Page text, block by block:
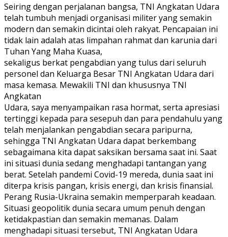
Seiring dengan perjalanan bangsa, TNI Angkatan Udara
telah tumbuh menjadi organisasi militer yang semakin
modern dan semakin dicintai oleh rakyat. Pencapaian ini
tidak lain adalah atas limpahan rahmat dan karunia dari
Tuhan Yang Maha Kuasa,
sekaligus berkat pengabdian yang tulus dari seluruh
personel dan Keluarga Besar TNI Angkatan Udara dari
masa kemasa. Mewakili TNI dan khususnya TNI
Angkatan
Udara, saya menyampaikan rasa hormat, serta apresiasi
tertinggi kepada para sesepuh dan para pendahulu yang
telah menjalankan pengabdian secara paripurna,
sehingga TNI Angkatan Udara dapat berkembang
sebagaimana kita dapat saksikan bersama saat ini. Saat
ini situasi dunia sedang menghadapi tantangan yang
berat. Setelah pandemi Covid-19 mereda, dunia saat ini
diterpa krisis pangan, krisis energi, dan krisis finansial.
Perang Rusia-Ukraina semakin memperparah keadaan.
Situasi geopolitik dunia secara umum penuh dengan
ketidakpastian dan semakin memanas. Dalam
menghadapi situasi tersebut, TNI Angkatan Udara